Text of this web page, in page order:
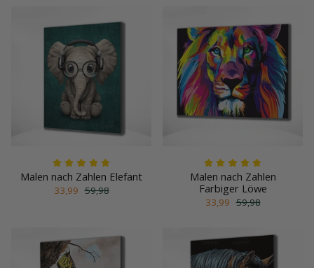
Malen nach Zahlen Elefant
33,99 59,98
Malen nach Zahlen
Farbiger Löwe
33,99 59,98